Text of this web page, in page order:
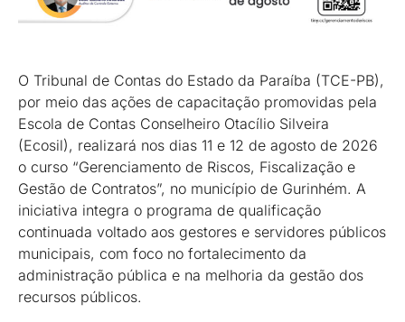
O Tribunal de Contas do Estado da Paraíba (TCE-PB),
por meio das ações de capacitação promovidas pela
Escola de Contas Conselheiro Otacílio Silveira
(Ecosil), realizará nos dias 11 e 12 de agosto de 2026
o curso “Gerenciamento de Riscos, Fiscalização e
Gestão de Contratos”, no município de Gurinhém. A
iniciativa integra o programa de qualificação
continuada voltado aos gestores e servidores públicos
municipais, com foco no fortalecimento da
administração pública e na melhoria da gestão dos
recursos públicos.